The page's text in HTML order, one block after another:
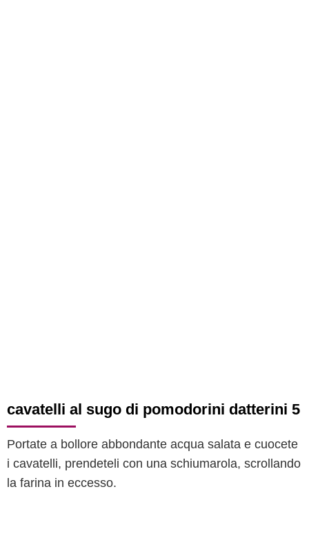
cavatelli al sugo di pomodorini datterini 5
Portate a bollore abbondante acqua salata e cuocete
i cavatelli, prendeteli con una schiumarola, scrollando
la farina in eccesso.